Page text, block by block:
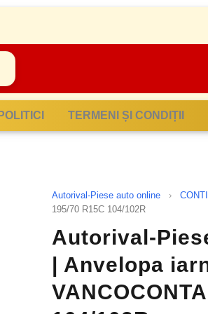
POLITICI TERMENI ȘI CONDIȚII
Autorival-Piese auto online ›
195/70 R15C 104/102R
Autorival-
| Anvelopa